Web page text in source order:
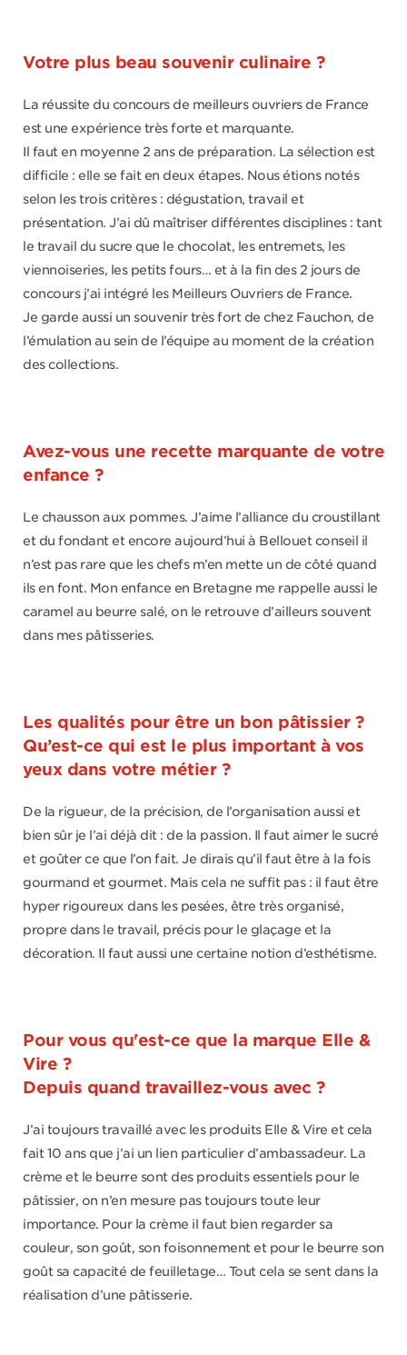
Votre plus beau souvenir culinaire ?
La réussite du concours de meilleurs ouvriers de France
est une expérience très forte et marquante.
Il faut en moyenne 2 ans de préparation. La sélection est
difficile : elle se fait en deux étapes. Nous étions notés
selon les trois critères : dégustation, travail et
présentation. J’ai dû maîtriser différentes disciplines : tant
le travail du sucre que le chocolat, les entremets, les
viennoiseries, les petits fours… et à la fin des 2 jours de
concours j’ai intégré les Meilleurs Ouvriers de France.
Je garde aussi un souvenir très fort de chez Fauchon, de
l’émulation au sein de l’équipe au moment de la création
des collections.
Avez-vous une recette marquante de votre
enfance ?
Le chausson aux pommes. J’aime l’alliance du croustillant
et du fondant et encore aujourd’hui à Bellouet conseil il
n’est pas rare que les chefs m’en mette un de côté quand
ils en font. Mon enfance en Bretagne me rappelle aussi le
caramel au beurre salé, on le retrouve d’ailleurs souvent
dans mes pâtisseries.
Les qualités pour être un bon pâtissier ?
Qu’est-ce qui est le plus important à vos
yeux dans votre métier ?
De la rigueur, de la précision, de l’organisation aussi et
bien sûr je l’ai déjà dit : de la passion. Il faut aimer le sucré
et goûter ce que l’on fait. Je dirais qu’il faut être à la fois
gourmand et gourmet. Mais cela ne suffit pas : il faut être
hyper rigoureux dans les pesées, être très organisé,
propre dans le travail, précis pour le glaçage et la
décoration. Il faut aussi une certaine notion d’esthétisme.
Pour vous qu'est-ce que la marque Elle &
Vire ?
Depuis quand travaillez-vous avec ?
J’ai toujours travaillé avec les produits Elle & Vire et cela
fait 10 ans que j’ai un lien particulier d’ambassadeur. La
crème et le beurre sont des produits essentiels pour le
pâtissier, on n’en mesure pas toujours toute leur
importance. Pour la crème il faut bien regarder sa
couleur, son goût, son foisonnement et pour le beurre son
goût sa capacité de feuilletage… Tout cela se sent dans la
réalisation d’une pâtisserie.